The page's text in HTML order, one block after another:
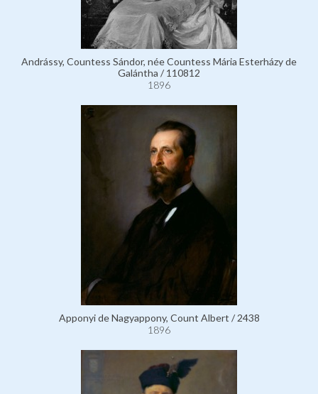
Andrássy, Countess Sándor, née Countess Mária Esterházy de
Galántha / 110812
1896
Apponyi de Nagyappony, Count Albert / 2438
1896